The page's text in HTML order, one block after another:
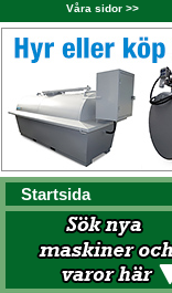
Våra sidor >>
Startsida